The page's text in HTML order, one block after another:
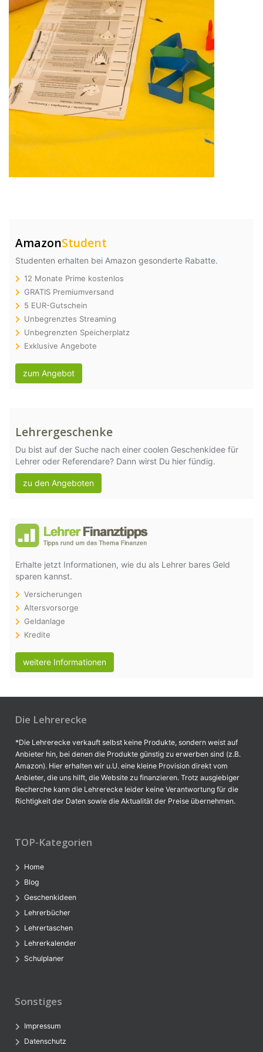
AmazonStudent
Studenten erhalten bei Amazon gesonderte Rabatte.
12 Monate Prime kostenlos
GRATIS Premiumversand
5 EUR-Gutschein
Unbegrenztes Streaming
Unbegrenzten Speicherplatz
Exklusive Angebote
zum Angebot
Lehrergeschenke
Du bist auf der Suche nach einer coolen Geschenkidee für
Lehrer oder Referendare? Dann wirst Du hier fündig.
zu den Angeboten
Erhalte jetzt Informationen, wie du als Lehrer bares Geld
sparen kannst.
Versicherungen
Altersvorsorge
Geldanlage
Kredite
weitere Informationen
Die Lehrerecke
*Die Lehrerecke verkauft selbst keine Produkte, sondern weist auf
Anbieter hin, bei denen die Produkte günstig zu erwerben sind (z.B.
Amazon). Hier erhalten wir u.U. eine kleine Provision direkt vom
Anbieter, die uns hilft, die Website zu finanzieren. Trotz ausgiebiger
Recherche kann die Lehrerecke leider keine Verantwortung für die
Richtigkeit der Daten sowie die Aktualität der Preise übernehmen.
TOP-Kategorien
Home
Blog
Geschenkideen
Lehrerbücher
Lehrertaschen
Lehrerkalender
Schulplaner
Sonstiges
Impressum
Datenschutz